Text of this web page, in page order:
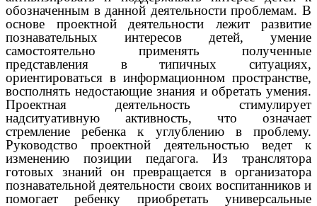
обозначенным в данной деятельности проблемам. В
основе проектной деятельности лежит развитие
познавательных интересов детей, умение
самостоятельно применять полученные
представления в типичных ситуациях,
ориентироваться в информационном пространстве,
восполнять недостающие знания и обретать умения.
Проектная деятельность стимулирует
надситуативную активность, что означает
стремление ребенка к углублению в проблему.
Руководство проектной деятельностью ведет к
изменению позиции педагога. Из транслятора
готовых знаний он превращается в организатора
познавательной деятельности своих воспитанников и
помогает ребенку приобретать универсальные